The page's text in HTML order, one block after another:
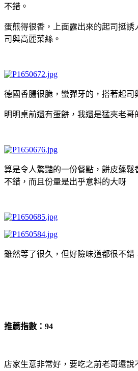
不錯。
蛋煎得很香，上面露出來的起司挺誘
司與高麗菜絲。
德國香腸很脆，蠻彈牙的，搭著起司
明明桌前還有蛋餅，我還是猛夾老哥
算是令人驚豔的一份餐點，餅皮蓬鬆
不錯，而且份量是出乎意料的大呀
雖然等了很久，但好險味道都很不錯
推薦指數：94
店家生意非常好，要吃之前老哥還說